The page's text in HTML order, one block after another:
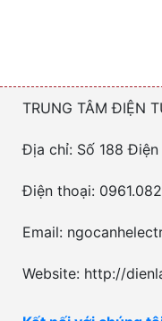
TRUNG TÂM ĐIỆN
Địa chỉ: Số 188 Điện
Điện thoại:
Email:
Website: http://